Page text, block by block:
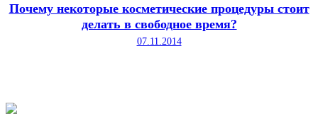
Почему некоторые косметические процедуры стоит
делать в свободное время?
07.11.2014